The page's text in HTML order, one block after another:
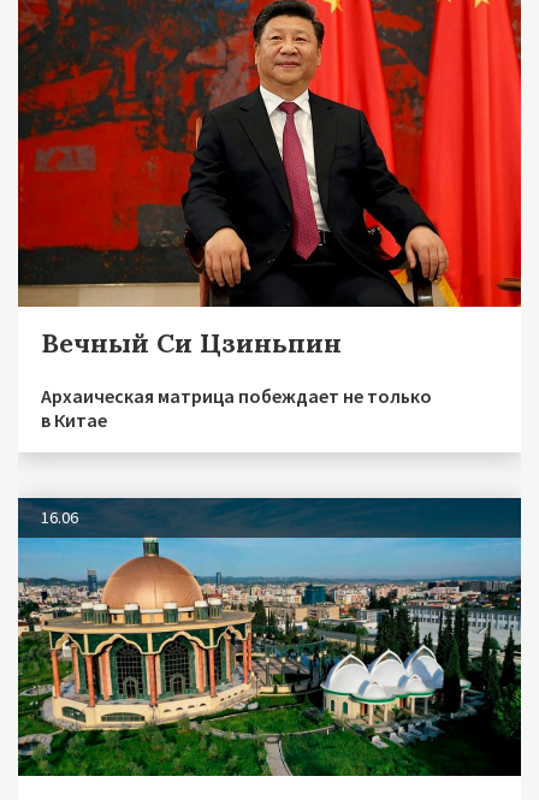
Вечный Си Цзиньпин
Архаическая матрица побеждает не только
в Китае
16.06